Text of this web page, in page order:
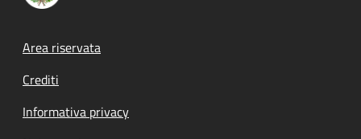
Footer menu
Area riservata
Crediti
Informativa privacy